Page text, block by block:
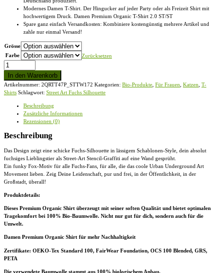
Modernes Damen T-Shirt. Der Hingucker auf jeder Party oder als Freizeit Shirt mit
hochwertigem Druck. Damen Premium Organic T-Shirt 2.0 ST/ST
Spare ganz einfach Versandkosten: Kombiniere kostengünstig mehrere Artikel und
zahle nur einmal Versand!
Grösse
Farbe
Zurücksetzen
Street
Art
Fuchs
Silhouette
-
Premium
Shirt
ST/ST
Menge
In den Warenkorb
Artikelnummer: 2QRTT47P_STTW172 Kategorien: Bio-Produkte Für Frauen Katzen T-
Shirts Schlagwort: Street Art Fuchs Silhouette
Beschreibung
Zusätzliche Informationen
Rezensionen (0)
Beschreibung
Das Design zeigt eine schicke Fuchs-Silhouette in lässigem Schablonen-Style, dein absolut
fuchsiges Lieblingstier als Street-Art Stencil-Graffiti auf eine Wand gesprüht.
Ein funky Fox-Motiv für alle Fuchs-Fans, für alle, die das coole Urban Underground Art
Movement lieben. Zeig Deine Leidenschaft, pur und frei, in der Öffentlichkeit, in der
Großstadt, überall!
Produktdetails:
Dieses Premium Organic Shirt überzeugt mit seiner soften Qualität und bietet optimalen
Tragekomfort bei 100% Bio-Baumwolle. Nicht nur gut für dich, sondern auch für die
Umwelt.
Damen Premium Organic Shirt für mehr Nachhaltigkeit
Zertifikate: OEKO-Tex Standard 100, FairWear Foundation, OCS 100 Blended, GRS,
PETA
Die verwendete Baumwolle stammt aus 100% biologischem Anbau.